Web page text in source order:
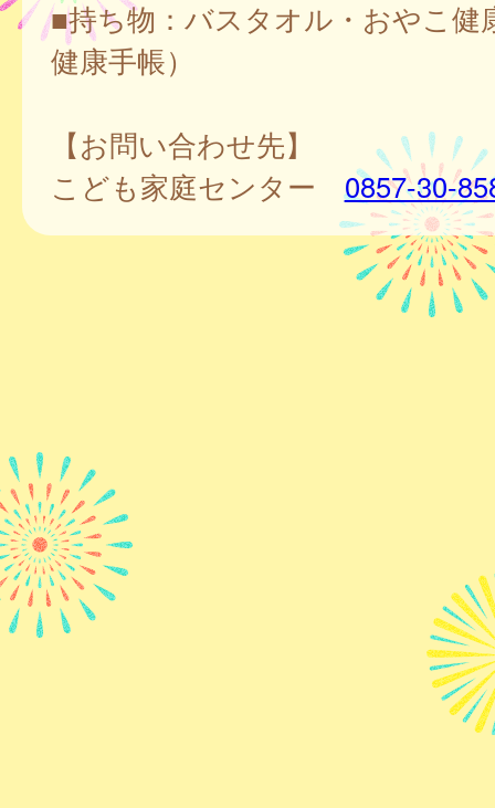
■持ち物：バスタオル・おやこ健
健康手帳）
【お問い合わせ先】
こども家庭センター0857-30-